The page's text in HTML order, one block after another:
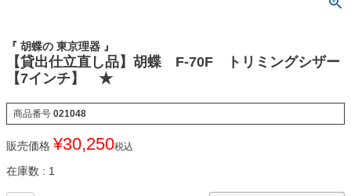
『 胡蝶の 東京理器 』
【貸出仕立直し品】胡蝶 F-70F トリミングシザー
【7インチ】 ★
商品番号 021048
販売価格 ¥30,250税込
在庫数 1